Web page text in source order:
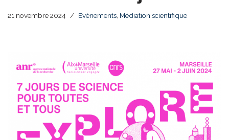
21 novembre 2024 Evénements Médiation scientifique